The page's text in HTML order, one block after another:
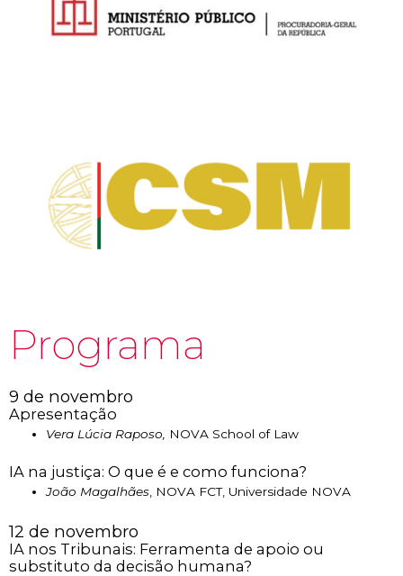
Programa
9 de novembro
Apresentação
Vera Lúcia Raposo, NOVA School of Law
IA na justiça: O que é e como funciona?
João Magalhães, NOVA FCT, Universidade NOVA
12 de novembro
IA nos Tribunais: Ferramenta de apoio ou
substituto da decisão humana?